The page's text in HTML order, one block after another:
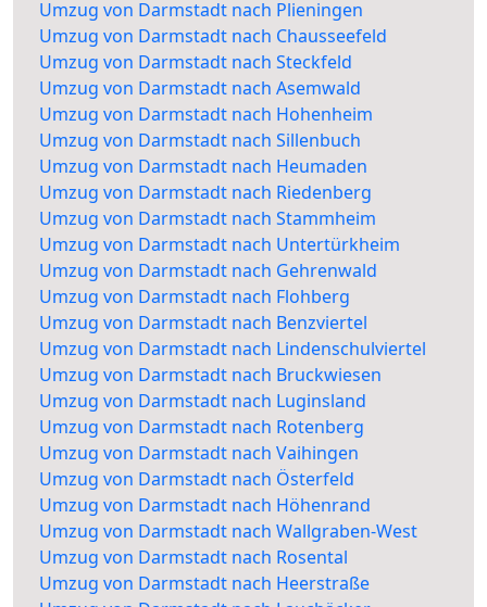
Umzug von Darmstadt nach Plieningen
Umzug von Darmstadt nach Chausseefeld
Umzug von Darmstadt nach Steckfeld
Umzug von Darmstadt nach Asemwald
Umzug von Darmstadt nach Hohenheim
Umzug von Darmstadt nach Sillenbuch
Umzug von Darmstadt nach Heumaden
Umzug von Darmstadt nach Riedenberg
Umzug von Darmstadt nach Stammheim
Umzug von Darmstadt nach Untertürkheim
Umzug von Darmstadt nach Gehrenwald
Umzug von Darmstadt nach Flohberg
Umzug von Darmstadt nach Benzviertel
Umzug von Darmstadt nach Lindenschulviertel
Umzug von Darmstadt nach Bruckwiesen
Umzug von Darmstadt nach Luginsland
Umzug von Darmstadt nach Rotenberg
Umzug von Darmstadt nach Vaihingen
Umzug von Darmstadt nach Österfeld
Umzug von Darmstadt nach Höhenrand
Umzug von Darmstadt nach Wallgraben-West
Umzug von Darmstadt nach Rosental
Umzug von Darmstadt nach Heerstraße